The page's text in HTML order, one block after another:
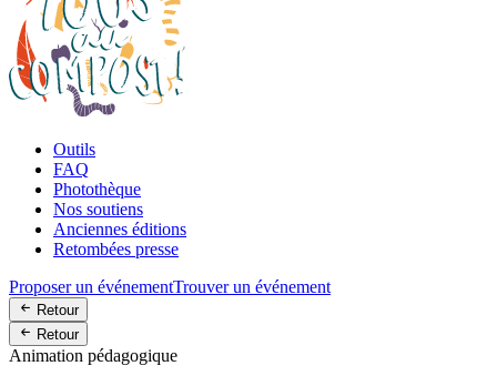
Outils
FAQ
Photothèque
Nos soutiens
Anciennes éditions
Retombées presse
Proposer un événementTrouver un événement
Retour
Retour
Animation pédagogique